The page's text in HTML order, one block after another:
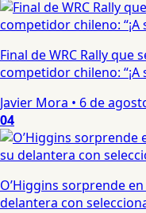
Final de WRC Rally que
competidor chileno: “¡A
Javier Mora • 6 de
04
O’Higgins sorprende
delantera con